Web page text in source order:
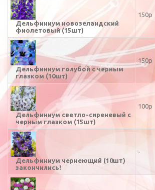
Дельфиниум новозеландский
фиолетовый (15шт)
150р
Дельфиниум голубой с черным
глазком (10шт)
150р
Дельфиниум светло-сиреневый с
черным глазком (15шт)
100р
Дельфиниум чернеющий (10шт)
закончились!
-